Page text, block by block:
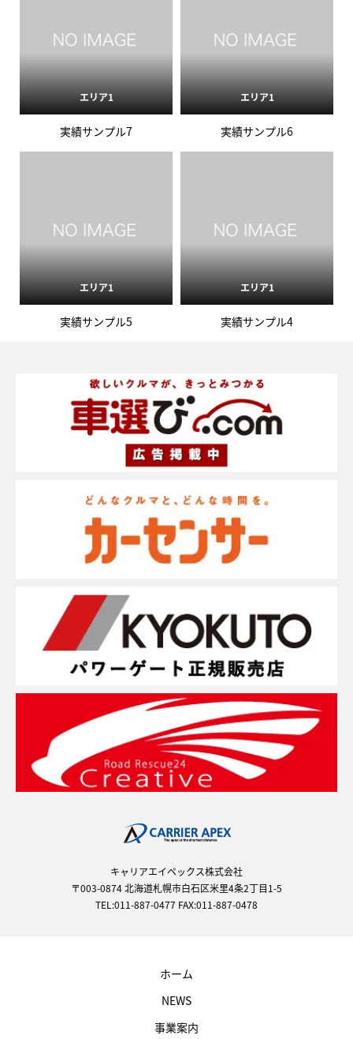
エリア1
実績サンプル7
エリア1
実績サンプル6
エリア1
実績サンプル5
エリア1
実績サンプル4
キャリアエイペックス株式会社
〒003-0874 北海道札幌市白石区米里4条2丁目1-5
TEL:011-887-0477 FAX:011-887-0478
ホーム
NEWS
事業案内